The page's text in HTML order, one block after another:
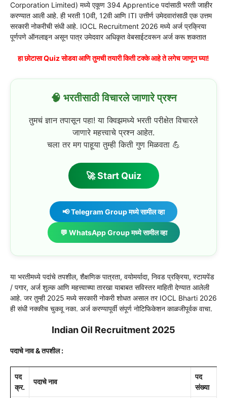
Corporation Limited) मध्ये एकूण 394 Apprentice पदांसाठी भरती जाहीर
करण्यात आली आहे. ही भरती 10वी, 12वी आणि ITI उत्तीर्ण उमेदवारांसाठी एक उत्तम
सरकारी नोकरीची संधी आहे. IOCL Recruitment 2026 मध्ये अर्ज प्रक्रिया
पूर्णपणे ऑनलाइन असून पात्र उमेदवार अधिकृत वेबसाईटवरून अर्ज करू शकतात
हा छोटासा Quiz सोडवा आणि तुमची तयारी किती टक्के आहे ते लगेच जाणून घ्या!
🧠 भरतीसाठी विचारले जाणारे प्रश्न
तुमचं ज्ञान तपासून पहा! या क्विझमध्ये भरती परीक्षेत विचारले
जाणारे महत्त्वाचे प्रश्न आहेत.
चला तर मग पाहूया तुम्ही किती गुण मिळवता 💪
🚀 Start Quiz
📢 Telegram Group मध्ये सामील व्हा
💬 WhatsApp Group मध्ये सामील व्हा
या भरतीमध्ये पदांचे तपशील, शैक्षणिक पात्रता, वयोमर्यादा, निवड प्रक्रिया, स्टायपेंड
/ पगार, अर्ज शुल्क आणि महत्त्वाच्या तारखा याबाबत सविस्तर माहिती देण्यात आलेली
आहे. जर तुम्ही 2025 मध्ये सरकारी नोकरी शोधत असाल तर IOCL Bharti 2026
ही संधी नक्कीच चुकवू नका. अर्ज करण्यापूर्वी संपूर्ण नोटिफिकेशन काळजीपूर्वक वाचा.
Indian Oil Recruitment 2025
पदाचे नाव & तपशील :
पद
क्र.
पदाचे नाव
पद
संख्या